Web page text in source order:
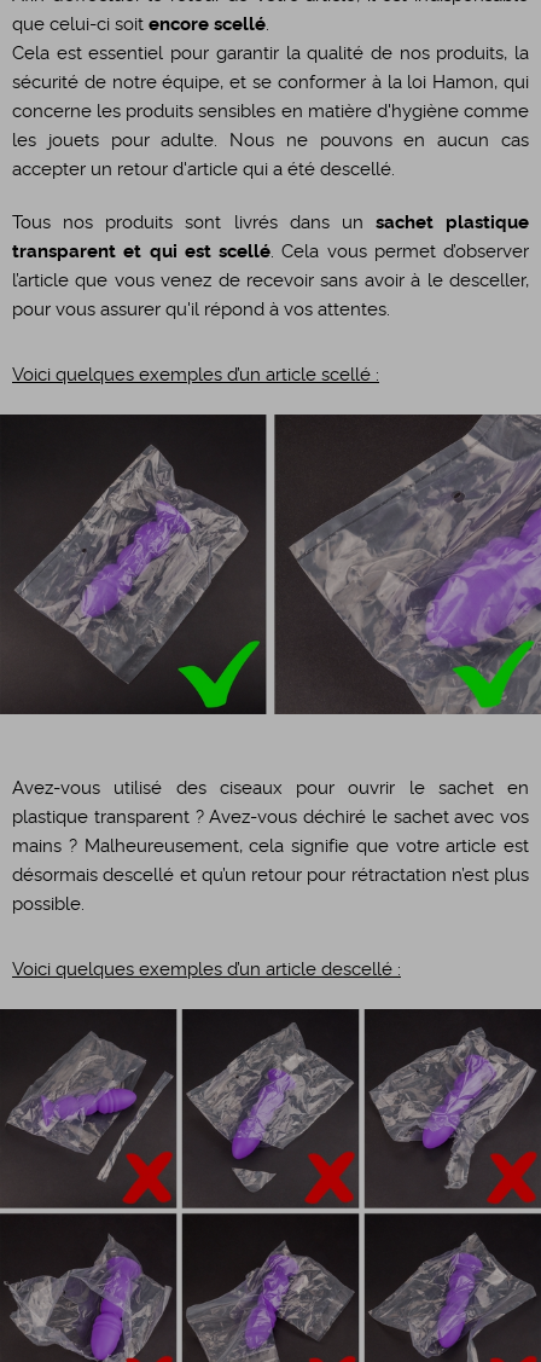
que celui-ci soit encore scellé.
Cela est essentiel pour garantir la qualité de nos produits, la
sécurité de notre équipe, et se conformer à la loi Hamon, qui
concerne les produits sensibles en matière d'hygiène comme
les jouets pour adulte. Nous ne pouvons en aucun cas
accepter un retour d'article qui a été descellé.
Tous nos produits sont livrés dans un sachet plastique
transparent et qui est scellé. Cela vous permet d’observer
l’article que vous venez de recevoir sans avoir à le desceller,
pour vous assurer qu'il répond à vos attentes.
Voici quelques exemples d’un article scellé :
Avez-vous utilisé des ciseaux pour ouvrir le sachet en
plastique transparent ? Avez-vous déchiré le sachet avec vos
mains ? Malheureusement, cela signifie que votre article est
désormais descellé et qu’un retour pour rétractation n’est plus
possible.
Voici quelques exemples d’un article descellé :